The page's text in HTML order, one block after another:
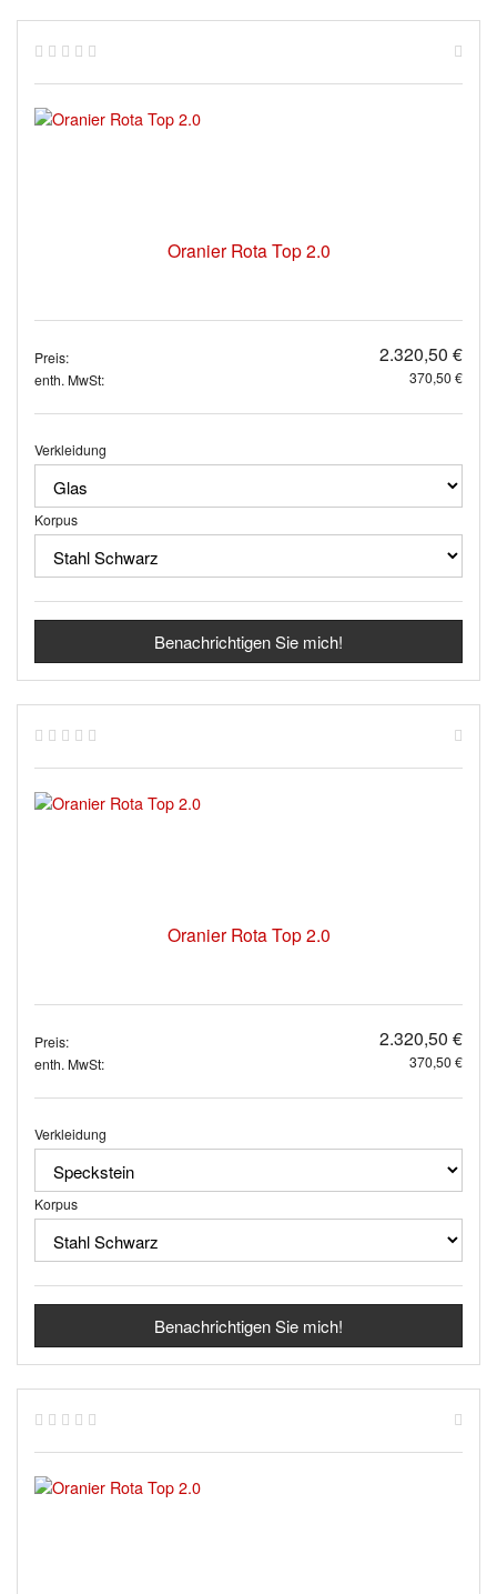
Oranier Rota Top 2.0
Preis: 2.320,50 €
enth. MwSt: 370,50 €
Verkleidung
Korpus
Benachrichtigen Sie mich!
Oranier Rota Top 2.0
Preis: 2.320,50 €
enth. MwSt: 370,50 €
Verkleidung
Korpus
Benachrichtigen Sie mich!